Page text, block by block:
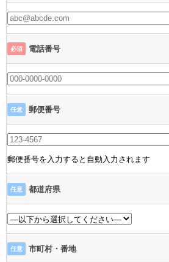
必須 電話番号
任意 郵便番号
郵便番号を入力すると自動入力されます
任意 都道府県
任意 市町村・番地